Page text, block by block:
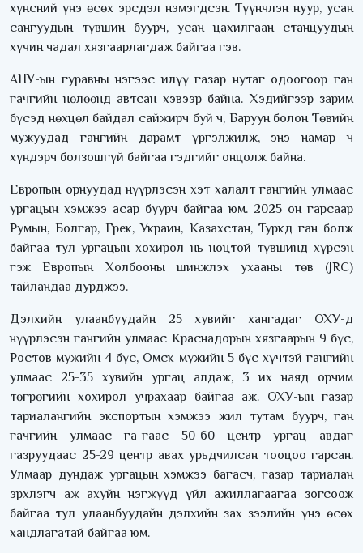
хүнсний үнэ өсөх эрсдэл нэмэгдсэн. Түүнчлэн нуур, усан
сангуудын түвшин буурч, усан цахилгаан станцуудын
хүчин чадал хязгаарлагдаж байгаа гэв.
АНУ-ын гуравны нэгээс илүү газар нутаг одоогоор ган
гачгийн нөлөөнд автсан хэвээр байна. Хэдийгээр зарим
бүсэд нөхцөл байдал сайжирч буй ч, Баруун болон Төвийн
мужуудад гангийн дарамт үргэлжилж, энэ намар ч
хүндэрч болзошгүй байгаа гэдгийг онцолж байна.
Европын орнуудад нүүрлэсэн хэт халалт гангийн улмаас
ургацын хэмжээ асар буурч байгаа юм. 2025 он гарсаар
Румын, Болгар, Грек, Украин, Казахстан, Туркд ган болж
байгаа тул ургацын хохирол нь ноцтой түвшинд хүрсэн
гэж Европын Холбооны шинжлэх ухааны төв (JRC)
тайландаа дурджээ.
Дэлхийн улаанбуудайн 25 хувийг хангадаг ОХУ-д
нүүрлэсэн гангийн улмаас Краснадорын хязгаарын 9 бүс,
Ростов мужийн 4 бүс, Омск мужийн 5 бүс хүчтэй гангийн
улмаас 25-35 хувийн ургац алдаж, 3 их наяд орчим
төгрөгийн хохирол учрахаар байгаа аж. ОХУ-ын газар
тариалангийн экспортын хэмжээ жил тутам буурч, ган
гачгийн улмаас га-гаас 50-60 центр ургац авдаг
газруудаас 25-29 центр авах урьдчилсан тооцоо гарсан.
Улмаар дундаж ургацын хэмжээ багасч, газар тариалан
эрхлэгч аж ахуйн нэгжүүд үйл ажиллагаагаа зогсоож
байгаа тул улаанбуудайн дэлхийн зах зээлийн үнэ өсөх
хандлагатай байгаа юм.